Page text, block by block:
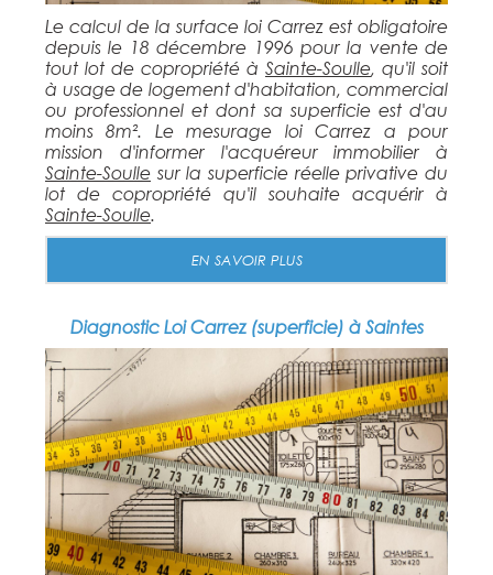
Le calcul de la surface loi Carrez est obligatoire
depuis le 18 décembre 1996 pour la vente de
tout lot de copropriété à Sainte-Soulle, qu'il soit
à usage de logement d'habitation, commercial
ou professionnel et dont sa superficie est d'au
moins 8m². Le mesurage loi Carrez a pour
mission d'informer l'acquéreur immobilier à
Sainte-Soulle sur la superficie réelle privative du
lot de copropriété qu'il souhaite acquérir à
Sainte-Soulle.
EN SAVOIR PLUS
Diagnostic Loi Carrez (superficie) à Saintes